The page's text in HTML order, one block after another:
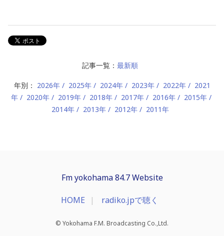
記事一覧： 最新順
年別： 2026年 2025年 2024年 2023年 2022年
2021
年
2020年 2019年 2018年 2017年 2016年
2015年
2014年
2013年 2012年 2011年
Fm yokohama 84.7 Website
HOME radiko.jpで聴く
© Yokohama F.M. Broadcasting Co.,Ltd.